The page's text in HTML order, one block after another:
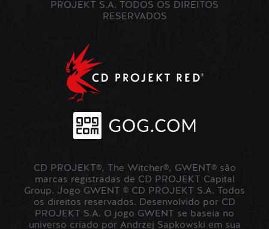
PROJEKT S.A. TODOS OS DIREITOS
RESERVADOS
CD PROJEKT®, The Witcher®, GWENT® são
marcas registradas de CD PROJEKT Capital
Group. Jogo GWENT © CD PROJEKT S.A. Todos
os direitos reservados. Desenvolvido por CD
PROJEKT S.A. O jogo GWENT se baseia no
universo criado por Andrzej Sapkowski em sua